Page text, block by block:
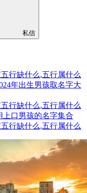
私信
行缺什么,五行属什么
年出生男孩取名字大
行缺什么,五行属什么
口男孩的名字集合
行缺什么,五行属什么